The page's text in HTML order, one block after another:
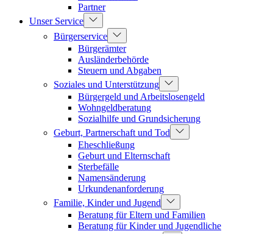
Partner
Unser Service
Bürgerservice
Bürgerämter
Ausländerbehörde
Steuern und Abgaben
Soziales und Unterstützung
Bürgergeld und Arbeitslosengeld
Wohngeldberatung
Sozialhilfe und Grundsicherung
Geburt, Partnerschaft und Tod
Eheschließung
Geburt und Elternschaft
Sterbefälle
Namensänderung
Urkundenanforderung
Familie, Kinder und Jugend
Beratung für Eltern und Familien
Beratung für Kinder und Jugendliche